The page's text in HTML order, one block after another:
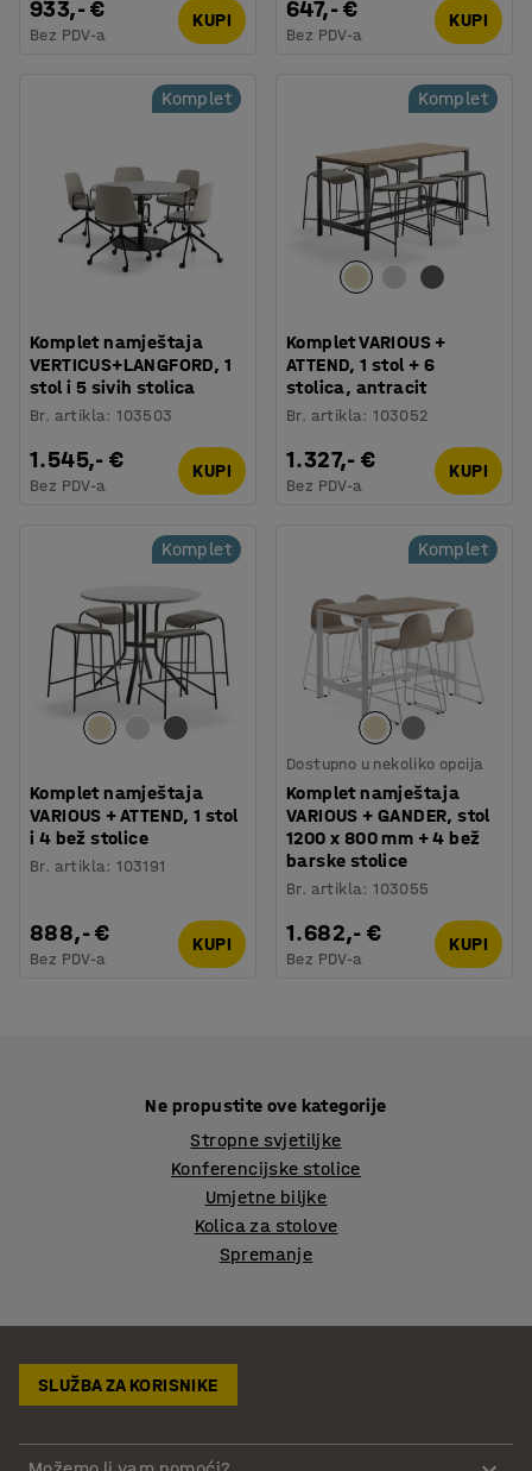
933,- €
Bez PDV-a
KUPI 647,- €
Bez PDV-a
KUPI
Komplet
Komplet namještaja
VERTICUS+LANGFORD, 1
stol i 5 sivih stolica
Br. artikla:103503
1.545,- €
Bez PDV-a
KUPI
Komplet
Komplet VARIOUS +
ATTEND, 1 stol + 6
stolica, antracit
Br. artikla:103052
1.327,- €
Bez PDV-a
KUPI
Komplet
Komplet namještaja
VARIOUS + ATTEND, 1 stol
i 4 bež stolice
Br. artikla:103191
888,- €
Bez PDV-a
KUPI
Komplet
Dostupno u nekoliko opcija
Komplet namještaja
VARIOUS + GANDER, stol
1200 x 800 mm + 4 bež
barske stolice
Br. artikla:103055
1.682,- €
Bez PDV-a
KUPI
Ne propustite ove kategorije
Stropne svjetiljke
Konferencijske stolice
Umjetne biljke
Kolica za stolove
Spremanje
SLUŽBA ZA KORISNIKE